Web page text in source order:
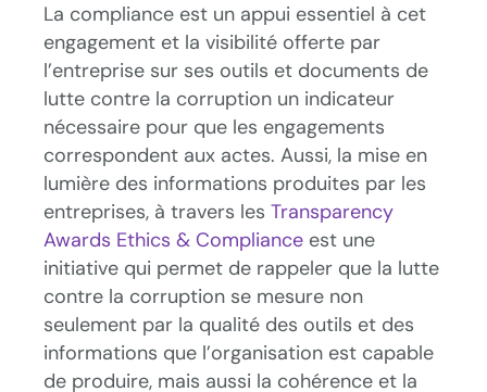
La compliance est un appui essentiel à cet
engagement et la visibilité offerte par
l’entreprise sur ses outils et documents de
lutte contre la corruption un indicateur
nécessaire pour que les engagements
correspondent aux actes. Aussi, la mise en
lumière des informations produites par les
entreprises, à travers les Transparency
Awards Ethics & Compliance est une
initiative qui permet de rappeler que la lutte
contre la corruption se mesure non
seulement par la qualité des outils et des
informations que l’organisation est capable
de produire, mais aussi la cohérence et la